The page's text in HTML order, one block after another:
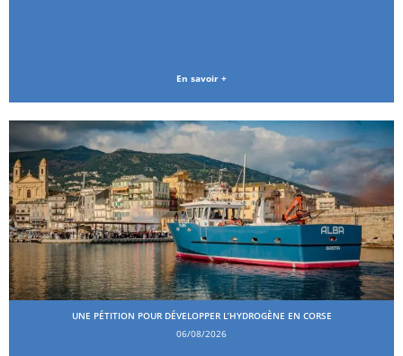
En savoir +
UNE PÉTITION POUR DÉVELOPPER L’HYDROGÈNE EN CORSE
06/08/2026